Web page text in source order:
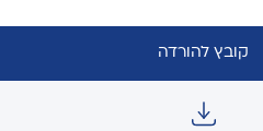
קובץ להורדה